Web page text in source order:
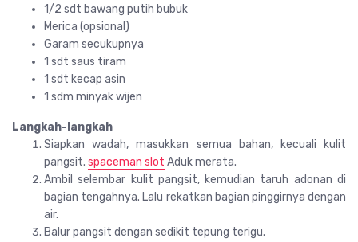
1/2 sdt bawang putih bubuk
Merica (opsional)
Garam secukupnya
1 sdt saus tiram
1 sdt kecap asin
1 sdm minyak wijen
Langkah-langkah
Siapkan wadah, masukkan semua bahan, kecuali kulit
pangsit. spaceman slot Aduk merata.
Ambil selembar kulit pangsit, kemudian taruh adonan di
bagian tengahnya. Lalu rekatkan bagian pinggirnya dengan
air.
Balur pangsit dengan sedikit tepung terigu.